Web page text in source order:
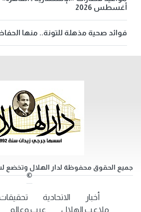
أغسطس 2026
فوائد صحية مذهلة للتونة.. منها
جميع الحقوق محفوظة لدار الهلال وتخضع
©
أخبار الاتحادية
ملاعب الهلال
عرب وعالم